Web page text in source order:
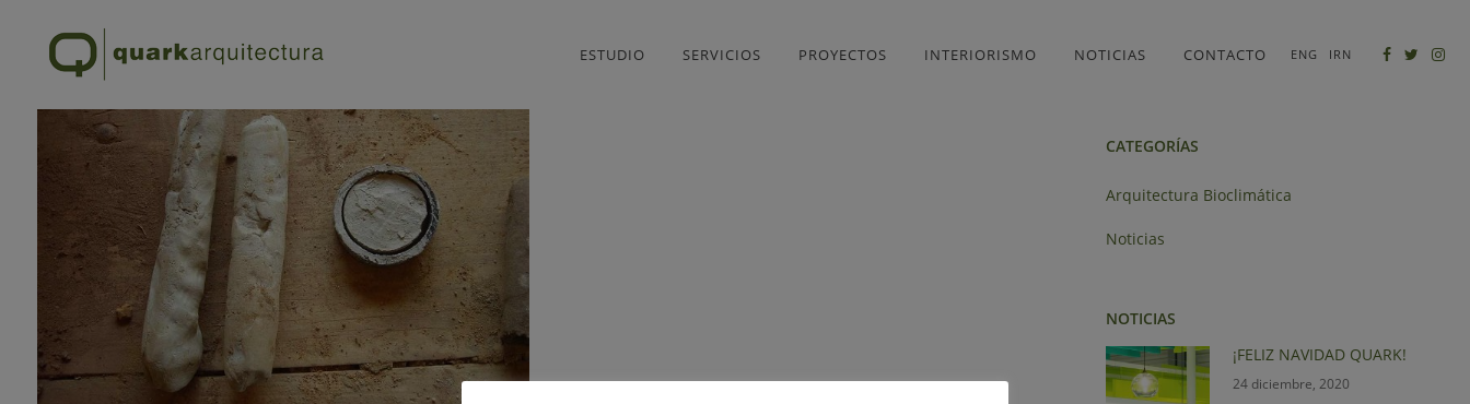
ESTUDIO SERVICIOS PROYECTOS INTERIORISMO NOTICIAS CONTACTO ENG IRN
CATEGORÍAS
Arquitectura Bioclimática
Noticias
NOTICIAS
¡FELIZ NAVIDAD QUARK!
24 diciembre, 2020